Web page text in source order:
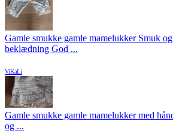
Gamle smukke gamle mamelukker Smuk
beklædning God ...
ViKaLi
Gamle smukke gamle mamelukker med
og ...